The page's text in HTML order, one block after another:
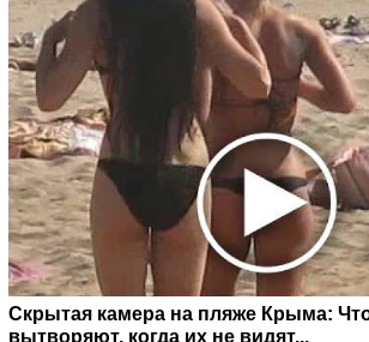
Скрытая камера на пляже Крыма:
вытворяют, когда их не видят...